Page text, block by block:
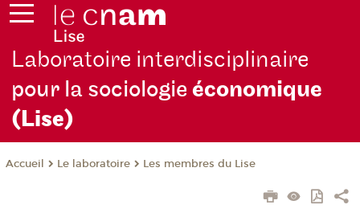
Laboratoire interdisciplinaire
pour la sociologieéconomique
(Lise)
Accueil Le laboratoire Les membres du Lise